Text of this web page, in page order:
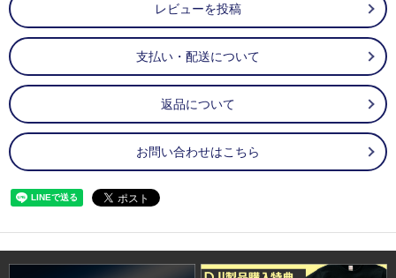
レビューを投稿
支払い・配送について
返品について
お問い合わせはこちら